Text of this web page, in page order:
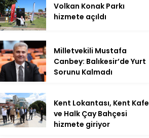
Volkan Konak Parkı
hizmete açıldı
Milletvekili Mustafa
Canbey: Balıkesir’de Yurt
Sorunu Kalmadı
Kent Lokantası, Kent Kafe
ve Halk Çay Bahçesi
hizmete giriyor